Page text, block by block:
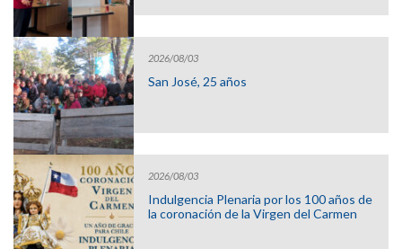
2026/08/03
San José, 25 años
2026/08/03
Indulgencia Plenaria por los 100 años de
la coronación de la Virgen del Carmen